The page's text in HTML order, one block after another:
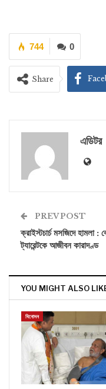
0
744
Share
এডিটর
PREV POST
ক্রাইস্টচার্চ মসজিদে হামলা :
ট্যারেন্টকে আজীবন কারাদণ্ড
YOU MIGHT ALSO
বিনোদন